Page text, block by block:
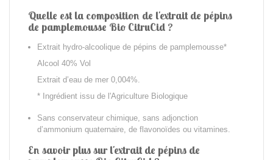
Quelle est la composition de l'extrait de pépins
de pamplemousse Bio CitruCid ?
Extrait hydro-alcoolique de pépins de pamplemousse*
Alcool 40% Vol
Extrait d’eau de mer 0,004%.
* Ingrédient issu de l'Agriculture Biologique
Sans conservateur chimique, sans adjonction
d’ammonium quaternaire, de flavonoïdes ou vitamines.
En savoir plus sur l'extrait de pépins de